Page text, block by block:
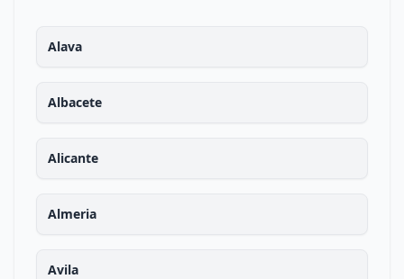
Alava
Albacete
Alicante
Almeria
Avila